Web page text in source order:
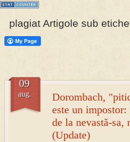
PRESA
Permise pentru vânătoarea de porci în
plagiat Artigole sub
Dorombach,
este un impostor:
de la nevastă-sa,
(Update)
09
aug.